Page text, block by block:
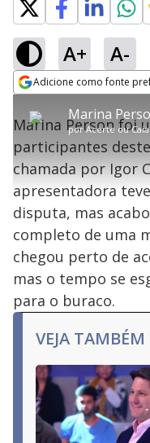
A+ A-
Adicione como fonte
a
window.
This
modal
be
closed
by
the
Escape
key
activating
close
button.
Lamentamos, mas o
porAcerte ou Caia
Marina Person foi
participantes
chamada por Igor
apresentadora
disputa, mas
completo de uma
chegou perto de
mas o tempo se
para o buraco.
VEJA TAMBÉM